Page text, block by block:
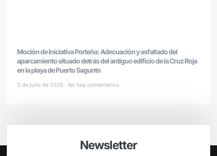
Moción de Iniciativa Porteña: Adecuación y asfaltado del
aparcamiento situado detrás del antiguo edificio de la Cruz Roja
en la playa de Puerto Sagunto
3 de julio de 2026 No hay comentarios
Newsletter